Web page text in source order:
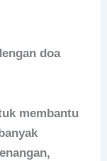
doa
membantu